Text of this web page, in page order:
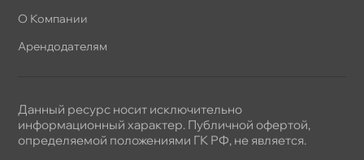
О Компании
Арендодателям
Данный ресурс носит исключительно
информационный характер. Публичной офертой,
определяемой положениями ГК РФ, не является.